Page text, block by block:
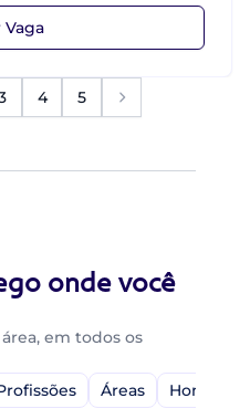
4 5
onde você
em todos os
Áreas Home-